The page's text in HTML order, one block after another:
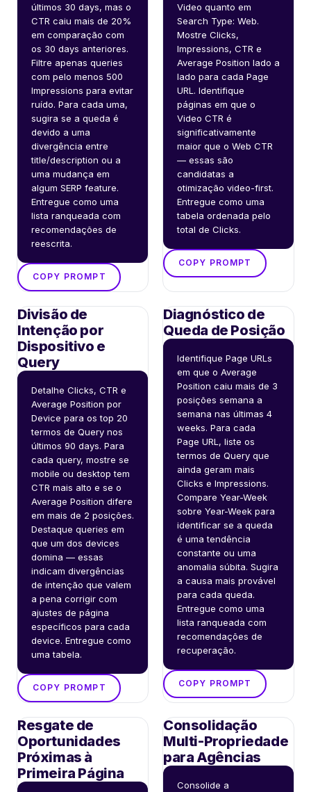
últimos 30 days, mas o
CTR caiu mais de 20%
em comparação com
os 30 days anteriores.
Filtre apenas queries
com pelo menos 500
Impressions para evitar
ruído. Para cada uma,
sugira se a queda é
devido a uma
divergência entre
title/description ou a
uma mudança em
algum SERP feature.
Entregue como uma
lista ranqueada com
recomendações de
reescrita.
COPY PROMPT
Video quanto em
Search Type: Web.
Mostre Clicks,
Impressions, CTR e
Average Position lado a
lado para cada Page
URL. Identifique
páginas em que o
Video CTR é
significativamente
maior que o Web CTR
— essas são
candidatas a
otimização video-first.
Entregue como uma
tabela ordenada pelo
total de Clicks.
COPY PROMPT
Divisão de
Intenção por
Dispositivo e
Query
Detalhe Clicks, CTR e
Average Position por
Device para os top 20
termos de Query nos
últimos 90 days. Para
cada query, mostre se
mobile ou desktop tem
CTR mais alto e se o
Average Position difere
em mais de 2 posições.
Destaque queries em
que um dos devices
domina — essas
indicam divergências
de intenção que valem
a pena corrigir com
ajustes de página
específicos para cada
device. Entregue como
uma tabela.
COPY PROMPT
Diagnóstico de
Queda de Posição
Identifique Page URLs
em que o Average
Position caiu mais de 3
posições semana a
semana nas últimas 4
weeks. Para cada
Page URL, liste os
termos de Query que
ainda geram mais
Clicks e Impressions.
Compare Year-Week
sobre Year-Week para
identificar se a queda
é uma tendência
constante ou uma
anomalia súbita. Sugira
a causa mais provável
para cada queda.
Entregue como uma
lista ranqueada com
recomendações de
recuperação.
COPY PROMPT
Resgate de
Oportunidades
Próximas à
Primeira Página
Consolidação
Multi-Propriedade
para Agências
Consolide a